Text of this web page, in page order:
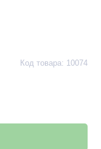
Код товара: 10074